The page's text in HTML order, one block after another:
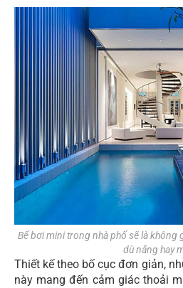
Bể bơi mini trong nhà phố sẽ là không
dù nắng hay
Thiết kế theo bố cục đơn giản,
này mang đến cảm giác thoải